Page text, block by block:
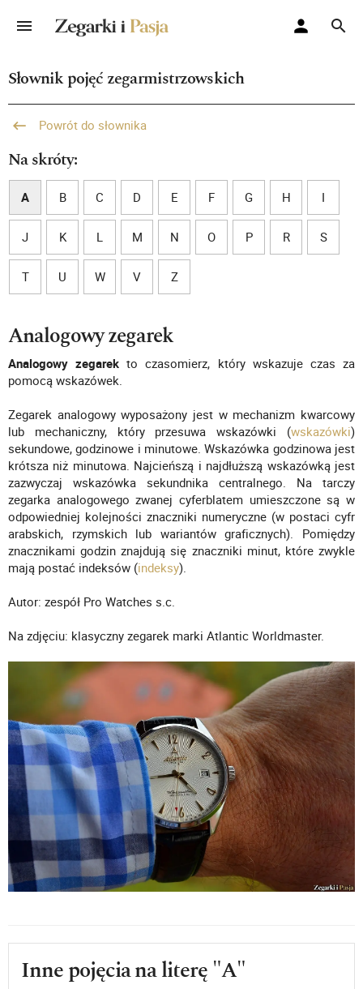
Słownik pojęć zegarmistrzowskich
Powrót do słownika
Na skróty:
A B C D E F G H I
J K L M N O P R S
T U W V Z
Analogowy zegarek
Analogowy zegarek to czasomierz, który wskazuje czas za
pomocą wskazówek.
Zegarek analogowy wyposażony jest w mechanizm kwarcowy
lub mechaniczny, który przesuwa wskazówki (wskazówki)
sekundowe, godzinowe i minutowe. Wskazówka godzinowa jest
krótsza niż minutowa. Najcieńszą i najdłuższą wskazówką jest
zazwyczaj wskazówka sekundnika centralnego. Na tarczy
zegarka analogowego zwanej cyferblatem umieszczone są w
odpowiedniej kolejności znaczniki numeryczne (w postaci cyfr
arabskich, rzymskich lub wariantów graficznych). Pomiędzy
znacznikami godzin znajdują się znaczniki minut, które zwykle
mają postać indeksów (indeksy).
Autor: zespół Pro Watches s.c.
Na zdjęciu: klasyczny zegarek marki Atlantic Worldmaster.
Inne pojęcia na literę "A"